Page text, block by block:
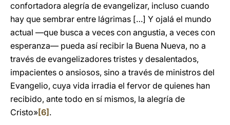
confortadora alegría de evangelizar, incluso cuando
hay que sembrar entre lágrimas […] Y ojalá el mundo
actual —que busca a veces con angustia, a veces con
esperanza— pueda así recibir la Buena Nueva, no a
través de evangelizadores tristes y desalentados,
impacientes o ansiosos, sino a través de ministros del
Evangelio, cuya vida irradia el fervor de quienes han
recibido, ante todo en sí mismos, la alegría de
Cristo»[6] .